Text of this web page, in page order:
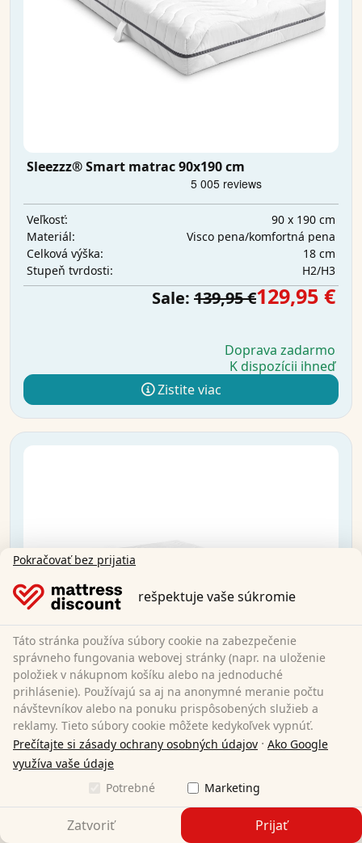
Sleezzz® Smart matrac 90x190 cm
Veľkosť:
90 x 190 cm
Materiál:
Visco pena/komfortná pena
Celková výška:
18 cm
Stupeň tvrdosti:
H2/H3
Sale: 139,95 €129,95 €
Doprava zadarmo
K dispozícii ihneď
Zistite viac
Sleezzz® Smart matrac 120x200 cm
Veľkosť:
120 x 200 cm
Pokračovať bez prijatia
rešpektuje vaše súkromie
Táto stránka používa súbory cookie na zabezpečenie
správneho fungovania webovej stránky (napr. na uloženie
položiek v nákupnom košíku alebo na jednoduché
prihlásenie). Používajú sa aj na anonymné meranie počtu
návštevníkov alebo na ponuku prispôsobených služieb a
reklamy. Tieto súbory cookie môžete kedykoľvek vypnúť.
Prečítajte si zásady ochrany osobných údajov · Ako Google
využíva vaše údaje
Potrebné
Marketing
Zatvoriť Prijať